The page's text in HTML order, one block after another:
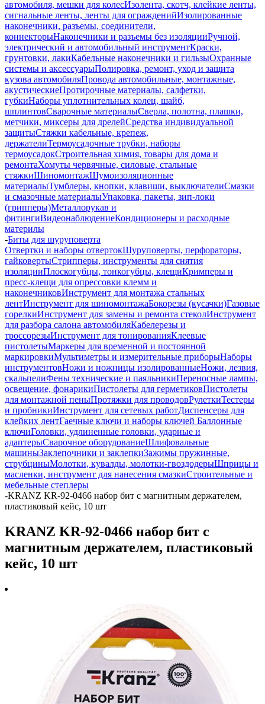
автомобиля, мешки для колесИзолента, скотч, клейкие ленты,
сигнальные ленты, ленты для огражденийИзолированные
наконечники, разъемы, соединители,
коннекторыНаконечники и разъемы без изоляцииРучной,
электрический и автомобильный инструментКраски,
грунтовки, лакиКабельные наконечники и гильзыОхранные
системы и аксессуарыПолировка, ремонт, уход и защита
кузова автомобиляПровода автомобильные, монтажные,
акустическиеПротирочные материалы, салфетки,
губкиНаборы уплотнительных колец, шайб,
шплинтовСварочные материалыСверла, полотна, плашки,
метчики, миксеры для дрелейСредства индивидуальной
защитыСтяжки кабельные, крепеж,
держателиТермоусадочные трубки, наборы
термоусадокСтроительная химия, товары для дома и
ремонтаХомуты червячные, силовые, стальные
стяжкиШиномонтажШумоизоляционные
материалыТумблеры, кнопки, клавиши, выключателиСмазки
и смазочные материалыУпаковка, пакеты, зип-локи
(грипперы)Металлорукав и
фитингиВидеонаблюдениеКондиционеры и расходные
материлы
-Биты для шуруповерта
Отвертки и наборы отвертокШуруповерты, перфораторы,
гайковертыСтрипперы, инструменты для снятия
изоляцииПлоскогубцы, тонкогубцы, клещиКримперы и
пресс-клещи для опрессовки клемм и
наконечниковИнструмент для монтажа стальных
лентИнструмент для шиномонтажаБокорезы (кусачки)Газовые
горелкиИнструмент для замены и ремонта стеколИнструмент
для разбора салона автомобиляКабелерезы и
троссорезыИнструмент для тонированияКлеевые
пистолетыМаркеры для временной и постоянной
маркировкиМультиметры и измерительные приборыНаборы
инструментовНожи и ножницы изолированныеНожи, лезвия,
скальпелиФены технические и паяльникиПереносные лампы,
освещение, фонарикиПистолеты для герметиковПистолеты
для монтажной пеныПротяжки для проводовРулеткиТестеры
и пробникиИнструмент для сетевых работДиспенсеры для
клейких лентГаечные ключи и наборы ключей Баллонные
ключиГоловки, удлиненные головки, ударные и
адаптерыСварочное оборудованиеШлифовальные
машиныЗаклепочники и заклепкиЗажимы пружинные,
струбциныМолотки, кувалды, молотки-гвоздодерыШприцы и
масленки, инструмент для нанесения смазкиСтроительные и
мебельные степлеры
-KRANZ KR-92-0466 набор бит с магнитным держателем,
пластиковый кейс, 10 шт
KRANZ KR-92-0466 набор бит с
магнитным держателем, пластиковый
кейс, 10 шт